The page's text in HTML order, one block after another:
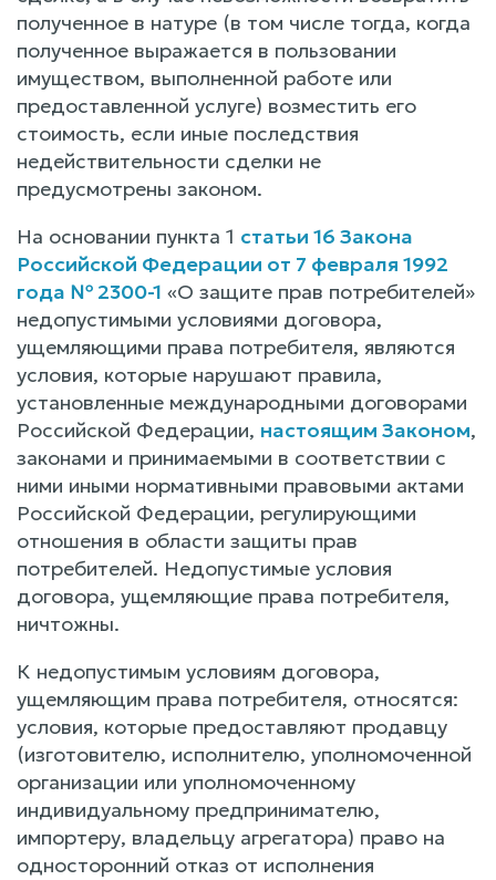
полученное в натуре (в том числе тогда, когда
полученное выражается в пользовании
имуществом, выполненной работе или
предоставленной услуге) возместить его
стоимость, если иные последствия
недействительности сделки не
предусмотрены законом.
На основании пункта 1 статьи 16 Закона
Российской Федерации от 7 февраля 1992
года № 2300-1 «О защите прав потребителей»
недопустимыми условиями договора,
ущемляющими права потребителя, являются
условия, которые нарушают правила,
установленные международными договорами
Российской Федерации, настоящим Законом,
законами и принимаемыми в соответствии с
ними иными нормативными правовыми актами
Российской Федерации, регулирующими
отношения в области защиты прав
потребителей. Недопустимые условия
договора, ущемляющие права потребителя,
ничтожны.
К недопустимым условиям договора,
ущемляющим права потребителя, относятся:
условия, которые предоставляют продавцу
(изготовителю, исполнителю, уполномоченной
организации или уполномоченному
индивидуальному предпринимателю,
импортеру, владельцу агрегатора) право на
односторонний отказ от исполнения